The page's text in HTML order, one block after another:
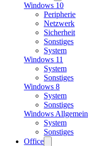
Windows 10
Peripherie
Netzwerk
Sicherheit
Sonstiges
System
Windows 11
System
Sonstiges
Windows 8
System
Sonstiges
Windows Allgemein
System
Sonstiges
Office